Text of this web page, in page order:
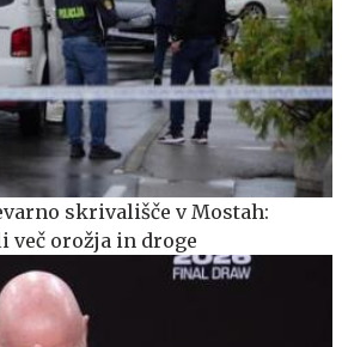
skrivališče v Mostah:
orožja in droge